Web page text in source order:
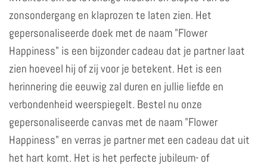
zonsondergang en klaprozen te laten zien. Het
gepersonaliseerde doek met de naam "Flower
Happiness" is een bijzonder cadeau dat je partner laat
zien hoeveel hij of zij voor je betekent. Het is een
herinnering die eeuwig zal duren en jullie liefde en
verbondenheid weerspiegelt. Bestel nu onze
gepersonaliseerde canvas met de naam "Flower
Happiness" en verras je partner met een cadeau dat uit
het hart komt. Het is het perfecte jubileum- of